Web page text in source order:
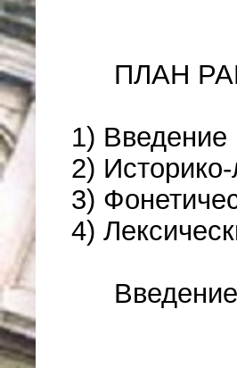
ПЛАН
1) Введение
2)
3)
4)
Введение